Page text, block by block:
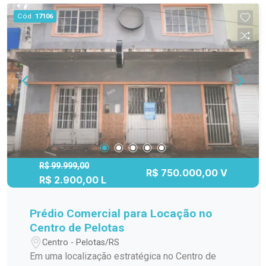
Cód. 17106
R$ 99.999,00
R$ 2.900,00 L
R$ 750.000,00 V
Prédio Comercial para Locação no
Centro de Pelotas
Centro - Pelotas/RS
Em uma localização estratégica no Centro de